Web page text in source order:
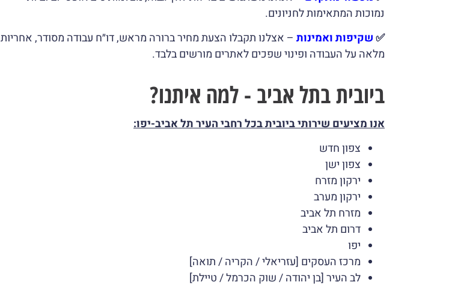
נמוכות המתאימות לחניונים.
✅שקיפות ואמינות – אצלנו תקבלו הצעת מחיר ברורה מראש, דו״ח עבודה מסודר, אחריות
מלאה על העבודה ופינוי שפכים לאתרים מורשים בלבד.
ביובית בתל אביב - למה איתנו?
אנו מציעים שירותי ביובית בכל רחבי העיר תל אביב-יפו:
צפון חדש
צפון ישן
ירקון מזרח
ירקון מערב
מזרח תל אביב
דרום תל אביב
יפו
מרכז העסקים [עזריאלי / הקריה / תואה]
לב העיר [בן יהודה / שוק הכרמל / טיילת]